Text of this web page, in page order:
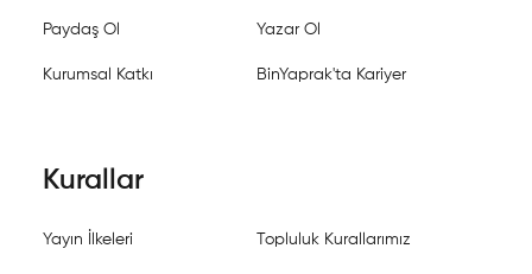
Paydaş Ol Yazar Ol
Kurumsal Katkı BinYaprak'ta Kariyer
Kurallar
Yayın İlkeleri Topluluk Kurallarımız